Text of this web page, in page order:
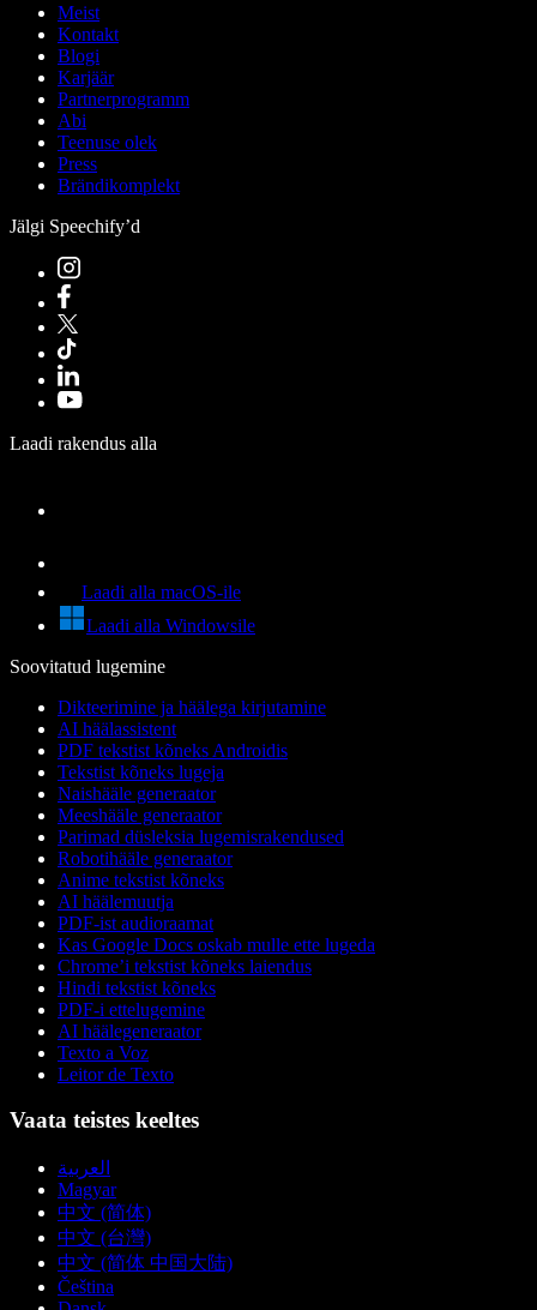
Meist
Kontakt
Blogi
Karjäär
Partnerprogramm
Abi
Teenuse olek
Press
Brändikomplekt
Jälgi Speechify’d
Laadi rakendus alla
Laadi alla macOS-ile
Laadi alla Windowsile
Soovitatud lugemine
Dikteerimine ja häälega kirjutamine
AI häälassistent
PDF tekstist kõneks Androidis
Tekstist kõneks lugeja
Naishääle generaator
Meeshääle generaator
Parimad düsleksia lugemisrakendused
Robotihääle generaator
Anime tekstist kõneks
AI häälemuutja
PDF-ist audioraamat
Kas Google Docs oskab mulle ette lugeda
Chrome’i tekstist kõneks laiendus
Hindi tekstist kõneks
PDF-i ettelugemine
AI häälegeneraator
Texto a Voz
Leitor de Texto
Vaata teistes keeltes
العربية
Magyar
中文 (简体)
中文 (台灣)
中文 (简体 中国大陆)
Čeština